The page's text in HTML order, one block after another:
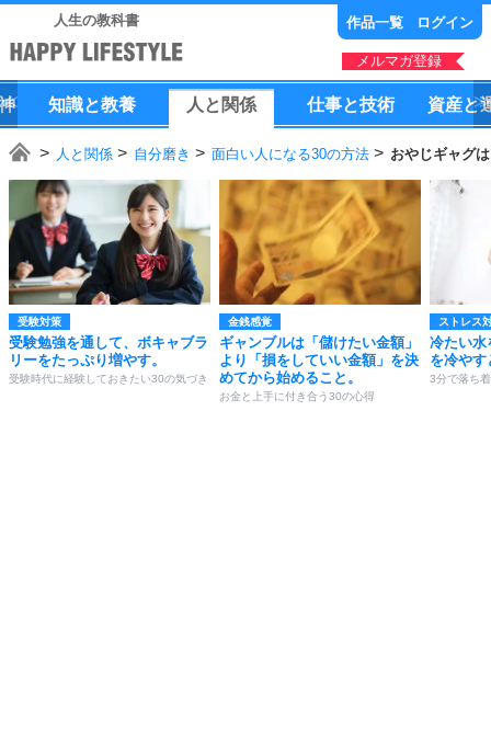
人生の教科書 作品一覧 ログイン
メルマガ登録
知識と教養 人 と 関係 仕事と技術 資産と
人と関係 自分磨き 面白い人になる30の方法 おやじギャグ
受験対策
受験勉強を通して、ボキャブラ
リーをたっぷり増やす。
受験時代に経験しておきたい30の気づき
金銭感覚
ギャンブルは「儲けたい金額」
より「損をしていい金額」を決
めてから始めること。
お金と上手に付き合う30の心得
ストレス
冷たい水
を冷やす
3分で落ち